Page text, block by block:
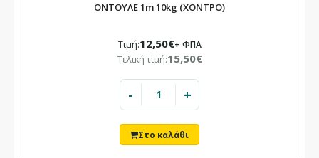
ΟΝΤΟΥΛΕ 1m 10kg (ΧΟΝΤΡΟ)
Τιμή:12,50€+ ΦΠΑ
Τελική τιμή:15,50€
- +